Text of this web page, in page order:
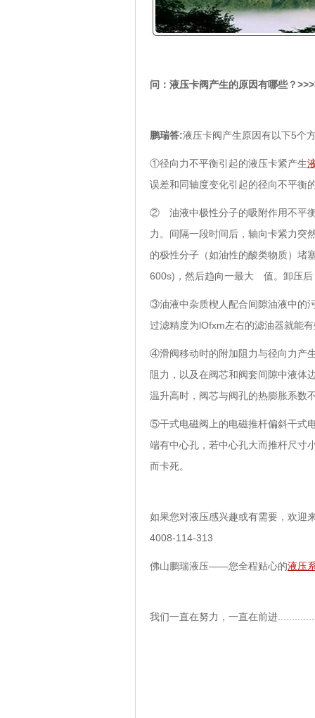
问：液压卡阀产生的原因有哪些？
鹏瑞答:液压卡阀产生原因有以下5个
①径向力不平衡引起的液压卡紧产生
误差和同轴度变化引起的径向不平衡
② 油液中极性分子的吸附作用不平
力。间隔一段时间后，轴向卡紧力
的极性分子（如油性的酸类物质）堵
600s)，然后趋向一最大 值。卸压后
③油液中杂质楔人配合间隙油液中的
过滤精度为lOfxm左右的滤油器就能
④滑阀移动时的附加阻力与径向力产
阻力，以及在阀芯和阀套间隙中液体
温升高时，阀芯与阀孔的热膨胀系数
⑤干式电磁阀上的电磁推杆偏斜干式
端有中心孔，若中心孔大而推杆尺寸
而卡死。
如果您对液压感兴趣或有需要，欢迎
4008-114-313
佛山鹏瑞液压——您全程贴心的液压
我们一直在努力，一直在前进